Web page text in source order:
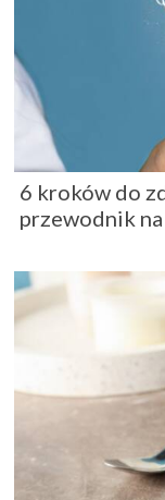
6 kroków do
przewodnik na